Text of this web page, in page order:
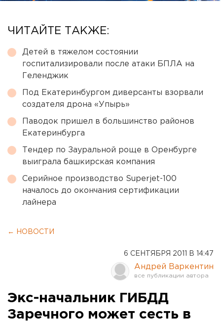
ЧИТАЙТЕ ТАКЖЕ:
Детей в тяжелом состоянии
госпитализировали после атаки БПЛА на
Геленджик
Под Екатеринбургом диверсанты взорвали
создателя дрона «Упырь»
Паводок пришел в большинство районов
Екатеринбурга
Тендер по Зауральной роще в Оренбурге
выиграла башкирская компания
Серийное производство Superjet-100
началось до окончания сертификации
лайнера
← НОВОСТИ
6 СЕНТЯБРЯ 2011 В 14:47
Андрей Варкентин
Экс-начальник ГИБДД
Заречного может сесть в